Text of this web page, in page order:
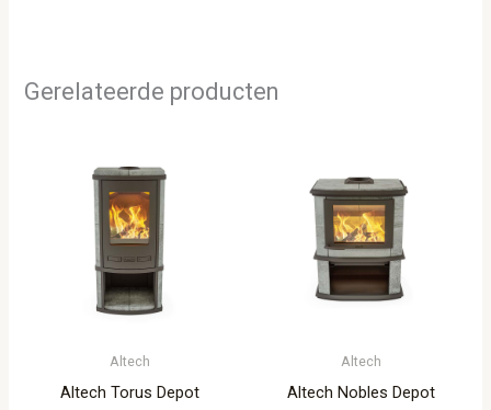
Gerelateerde producten
Altech
Altech Torus Depot
Altech
Altech Nobles Depot